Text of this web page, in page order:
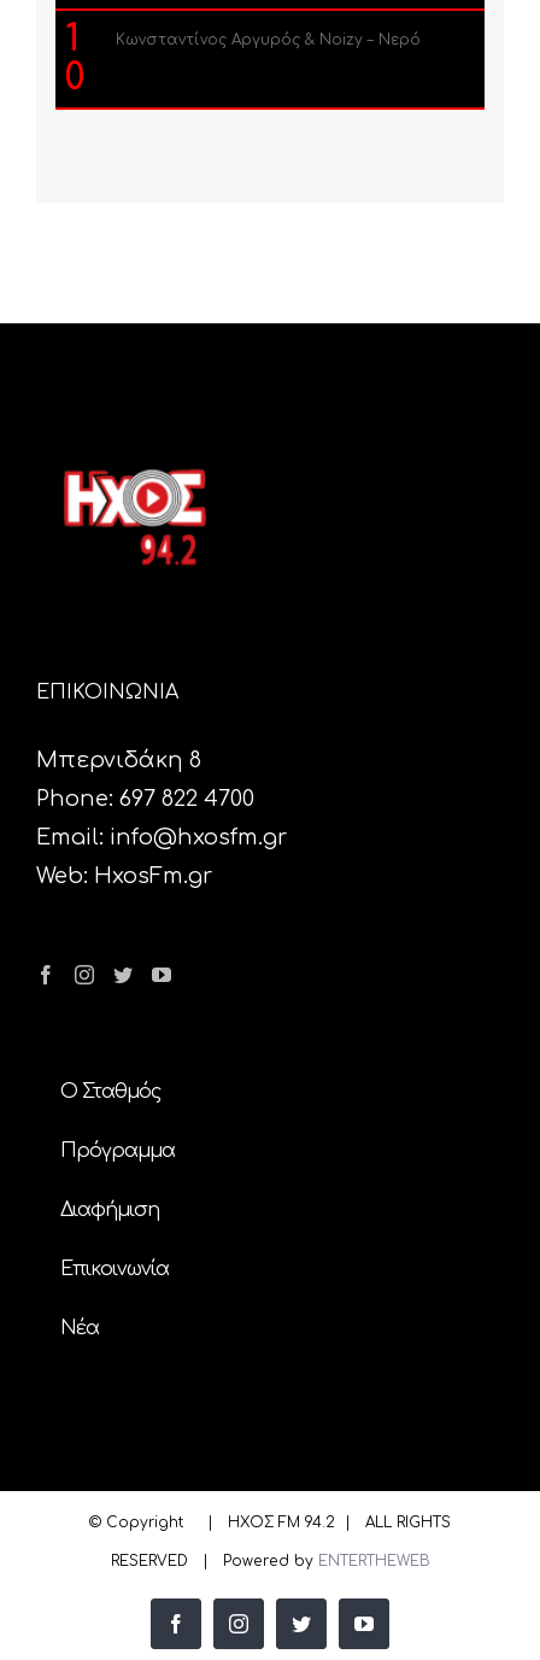
1
0
Κωνσταντίνος Αργυρός & Noizy – Νερό
ΕΠΙΚΟΙΝΩΝΙΑ
Μπερνιδάκη 8
Phone: 697 822 4700
Email: info@hxosfm.gr
Web: HxosFm.gr
Ο Σταθμός
Πρόγραμμα
Διαφήμιση
Επικοινωνία
Nέα
© Copyright | ΗΧΟΣ FM 94.2 | ALL RIGHTS
RESERVED | Powered by ENTERTHEWEB
facebookinstagramtwitter youtube